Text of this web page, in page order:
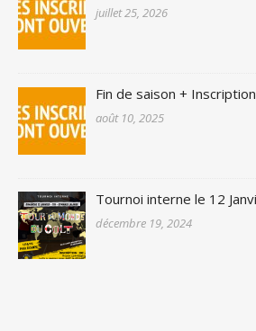
juillet 25, 2026
Fin de saison +
août 10, 2025
Tournoi interne le 12
décembre 19, 2024